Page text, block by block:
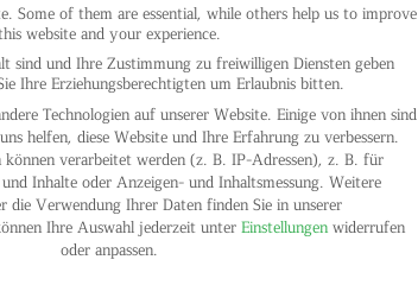
Some of them are essential, while others help us to improve
website and your experience.
sind und Ihre Zustimmung zu freiwilligen Diensten geben
Ihre Erziehungsberechtigten um Erlaubnis bitten.
Technologien auf unserer Website. Einige von ihnen sind
helfen, diese Website und Ihre Erfahrung zu verbessern.
können verarbeitet werden (z. B. IP-Adressen), z. B. für
Inhalte oder Anzeigen- und Inhaltsmessung. Weitere
die Verwendung Ihrer Daten finden Sie in unserer
Ihre Auswahl jederzeit unter Einstellungenwiderrufen
oder anpassen.